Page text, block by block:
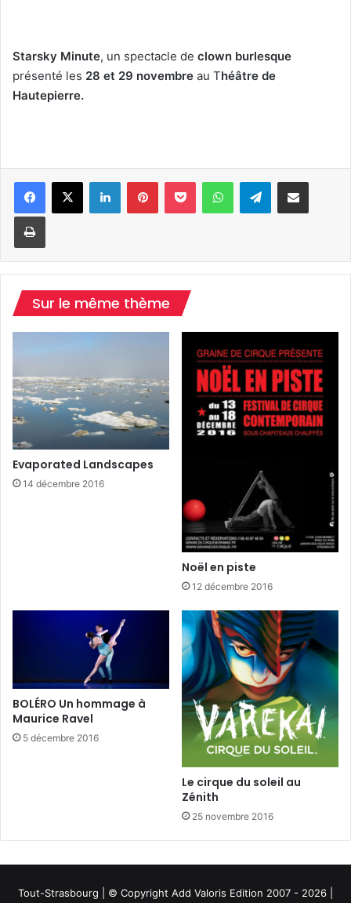
Starsky Minute, un spectacle de clown burlesque
présenté les 28 et 29 novembre au Théâtre de
Hautepierre.
Telegram
Sur le même thème
Evaporated Landscapes
14 décembre 2016
Noël en piste
12 décembre 2016
BOLÉRO Un hommage à
Maurice Ravel
5 décembre 2016
Le cirque du soleil au
Zénith
25 novembre 2016
Tout-Strasbourg | © Copyright Add Valoris Edition 2007 - 2026 |